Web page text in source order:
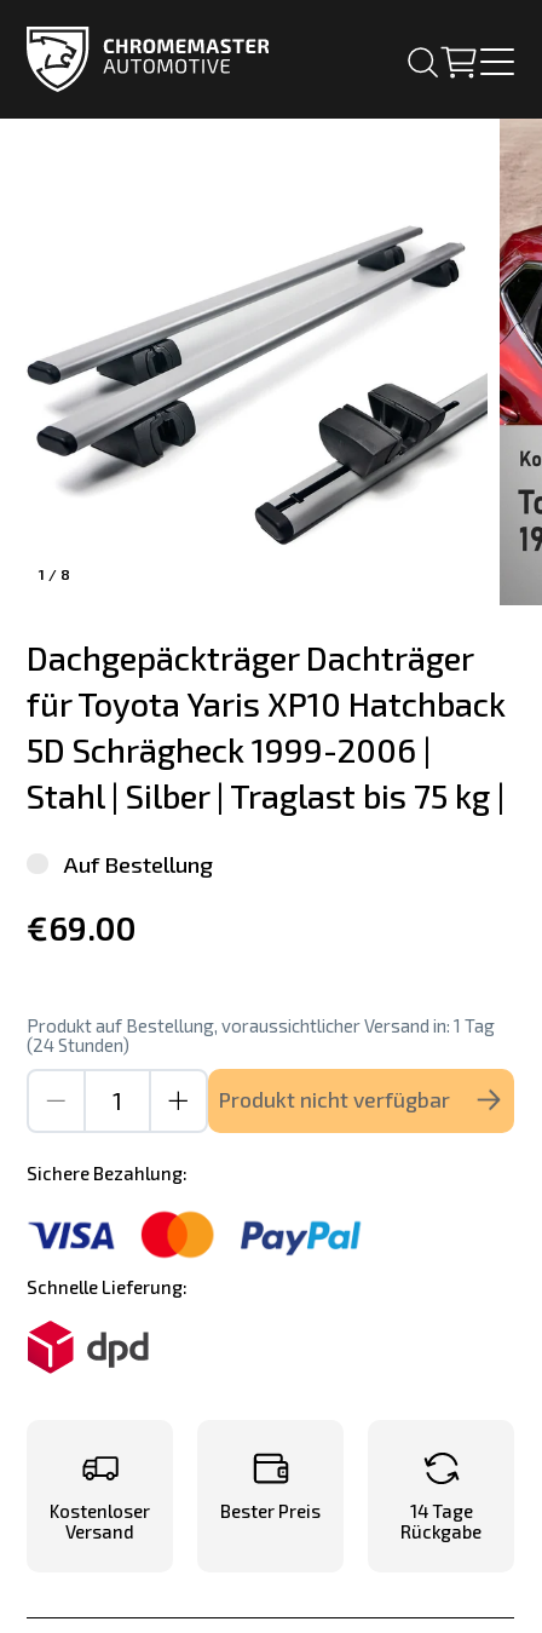
1 / 8
Dachgepäckträger Dachträger
für Toyota Yaris XP10 Hatchback
5D Schrägheck 1999-2006 |
Stahl | Silber | Traglast bis 75 kg |
Auf Bestellung
€69.00
Produkt auf Bestellung, voraussichtlicher Versand in: 1 Tag
(24 Stunden)
Produkt nicht verfügbar
Sichere Bezahlung:
Schnelle Lieferung:
Kostenloser
Versand
Bester Preis
14 Tage
Rückgabe